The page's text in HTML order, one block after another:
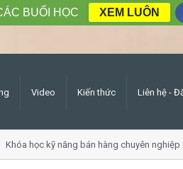
Video Kiến thức Liên hệ -
Khóa học kỹ năng bán hàng chuyên nghiệp
BUỔI HỌC XEM LUÔN